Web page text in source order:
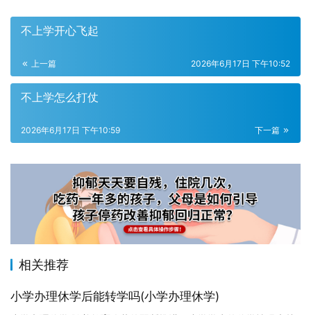
不上学开心飞起
上一篇 2026年6月17日 下午10:52
不上学怎么打仗
下一篇
2026年6月17日 下午10:59
相关推荐
小学办理休学后能转学吗(小学办理休学)